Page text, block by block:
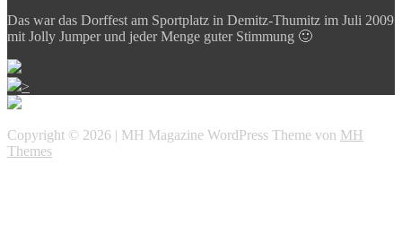
Das war das Dorffest am Sportplatz in Demitz-Thumitz im Juli 2009
mit Jolly Jumper und jeder Menge guter Stimmung 🙂
>
Copyright © 2026 | MH Magazine WordPress Theme von MH
Themes